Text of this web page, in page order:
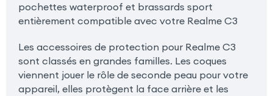
pochettes waterproof et brassards sport
entièrement compatible avec votre Realme C3
Les accessoires de protection pour Realme C3
sont classés en grandes familles. Les coques
viennent jouer le rôle de seconde peau pour votre
appareil, elles protègent la face arrière et les